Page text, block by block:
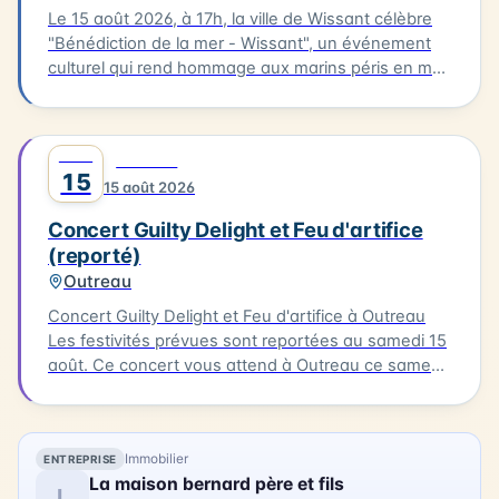
Le 15 août 2026, à 17h, la ville de Wissant célèbre
"Bénédiction de la mer - Wissant", un événement
culturel qui rend hommage aux marins péris en mer.
déroulera la bénédiction. Cette cérémonie sera
accompagnée de chants et aura lieu en présence
de flobarts, bateaux de pêche traditionnels. Ce
lieu dans un cadre emblématique de la Côte
d'Opale.
15 15 août 2026
Concert Guilty Delight et Feu d'artifice
(reporté)
Outreau
Concert Guilty Delight et Feu d'artifice à Outreau
Les festivités prévues sont reportées au samedi 15
août. Ce concert vous attend à Outreau ce samedi
ENTREPRISE Immobilier
La maison bernard père et fils